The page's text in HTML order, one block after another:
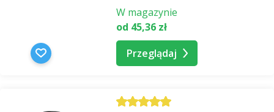
W magazynie
od 45,36 zł
Przeglądaj